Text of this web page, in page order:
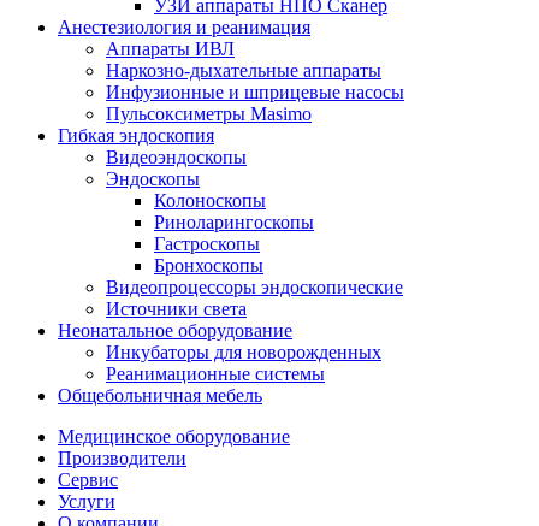
УЗИ аппараты НПО Сканер
Анестезиология и реанимация
Аппараты ИВЛ
Наркозно-дыхательные аппараты
Инфузионные и шприцевые насосы
Пульсоксиметры Masimo
Гибкая эндоскопия
Видеоэндоскопы
Эндоскопы
Колоноскопы
Риноларингоскопы
Гастроскопы
Бронхоскопы
Видеопроцессоры эндоскопические
Источники света
Неонатальное оборудование
Инкубаторы для новорожденных
Реанимационные системы
Общебольничная мебель
Медицинское оборудование
Производители
Сервис
Услуги